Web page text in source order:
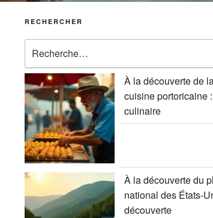
RECHERCHER
pour
:
À la découverte de
cuisine portoricaine
culinaire
À la découverte du
national des États-
découverte